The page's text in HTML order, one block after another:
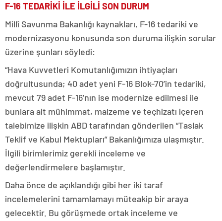
F-16 TEDARİKİ İLE İLGİLİ SON DURUM
Millî Savunma Bakanlığı kaynakları, F-16 tedariki ve
modernizasyonu konusunda son duruma ilişkin sorular
üzerine şunları söyledi:
“Hava Kuvvetleri Komutanlığımızın ihtiyaçları
doğrultusunda; 40 adet yeni F-16 Blok-70’in tedariki,
mevcut 79 adet F-16’nın ise modernize edilmesi ile
bunlara ait mühimmat, malzeme ve teçhizatı içeren
talebimize ilişkin ABD tarafından gönderilen “Taslak
Teklif ve Kabul Mektupları” Bakanlığımıza ulaşmıştır.
İlgili birimlerimiz gerekli inceleme ve
değerlendirmelere başlamıştır.
Daha önce de açıklandığı gibi her iki taraf
incelemelerini tamamlamayı müteakip bir araya
gelecektir. Bu görüşmede ortak inceleme ve